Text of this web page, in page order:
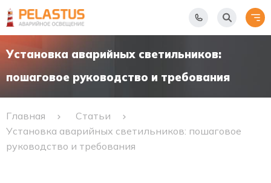
Установка аварийных светильников:
пошаговое руководство и требования
Главная
Статьи
Установка аварийных светильников: пошаговое
руководство и требования